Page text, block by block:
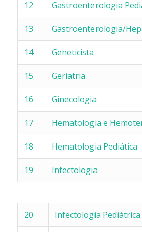
12 Gastroenterologia
13 Gastroenterologia/
14 Geneticista
15 Geriatria
16 Ginecologia
17 Hematologia e
18 Hematologia Pediática
19 Infectologia
20 Infectologia Pediátrica